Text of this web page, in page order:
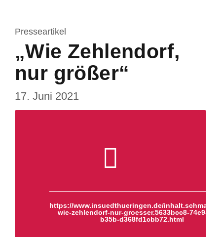
Presseartikel
„Wie Zehlendorf,
nur größer“
17. Juni 2021
https://www.insuedthueringen.de/
wie-zehlendorf-nur-groesser.5633bcc8-74e9-
b35b-d368fd1cbb72.html